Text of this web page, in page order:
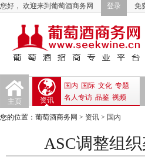
您好， 欢迎来到葡萄酒商务网 登录 免
主页 资讯
国内 国际 文化 专题
名人专访 品鉴 视频
您的位置： 葡萄酒商务网 > 资讯 > 国内
ASC调整组